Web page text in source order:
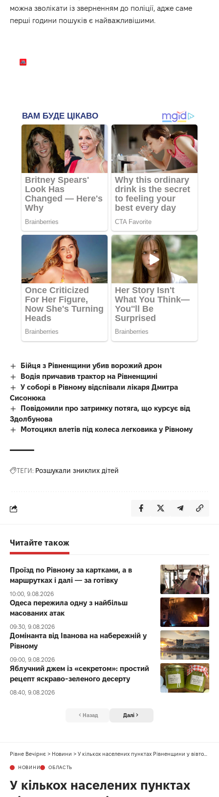
можна зволікати із зверненням до поліції, адже саме
перші години пошуків є найважливішими.
Бійця з Рівненщини убив ворожий дрон
Водія причавив трактор на Рівненщині
У соборі в Рівному відспівали лікаря Дмитра
Сисонюка
Повідомили про затримку потяга, що курсує від
Здолбунова
Мотоцикл влетів під колеса легковика у Рівному
ТЕГИ: Розшукали зниклих дітей
Читайте також
Проїзд по Рівному за картками, а в
маршрутках і далі — за готівку
10:00, 9.08.2026
Одеса пережила одну з найбільш
масованих атак
09:30, 9.08.2026
Домінанта від Іванова на набережній у
Рівному
09:00, 9.08.2026
Яблучний джем із «секретом»: простий
рецепт яскраво-зеленого десерту
08:40, 9.08.2026
Назад Далі
Рівне Вечірнє > Новини > У кількох населених пунктах Рівненщини у вівторок тимчасово не буде газу
НОВИНИ ОБЛАСТЬ
У кількох населених пунктах